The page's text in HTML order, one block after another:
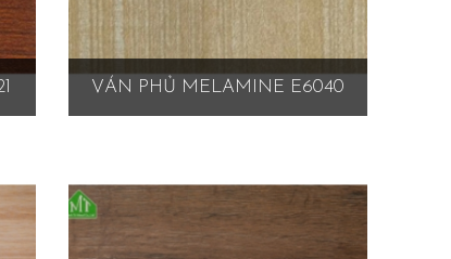
VÁN PHỦ MELAMINE E6040